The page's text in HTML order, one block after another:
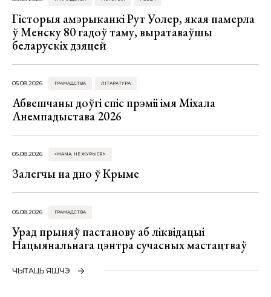
Гісторыя амэрыканкі Рут Уолер, якая памерла
ў Менску 80 гадоў таму, выратаваўшы
беларускіх дзяцей
05.08.2026 ГРАМАДСТВА ЛІТАРАТУРА
Абвешчаны доўгі спіс прэміі імя Міхала
Анемпадыстава 2026
05.08.2026 «МАМА, НЕ ЖУРЫСЯ!»
Залегчы на дно ў Крыме
05.08.2026 ГРАМАДСТВА
Урад прыняў пастанову аб ліквідацыі
Нацыянальнага цэнтра сучасных мастацтваў
ЧЫТАЦЬ ЯШЧЭ